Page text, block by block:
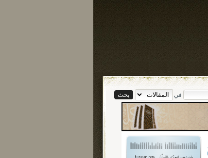
في